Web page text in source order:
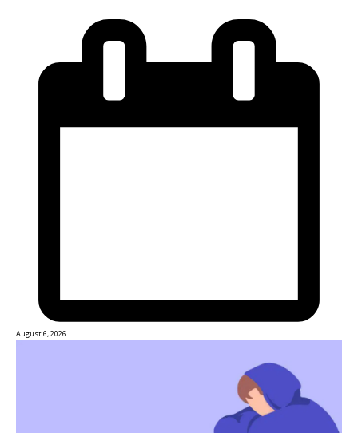
August 6, 2026